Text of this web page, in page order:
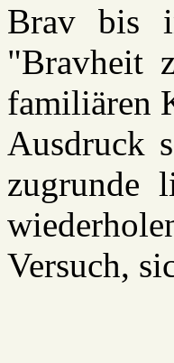
Brav bis
"Bravheit
familiären
Ausdruck
zugrunde
Versuch,